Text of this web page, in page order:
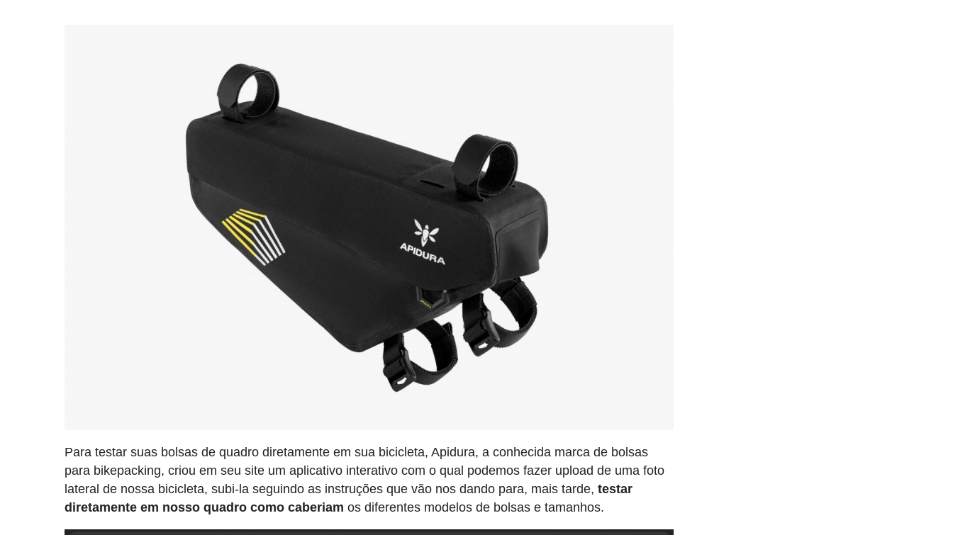
Para testar suas bolsas de quadro diretamente em sua bicicleta, Apidura, a conhecida marca de bolsas
para bikepacking, criou em seu site um aplicativo interativo com o qual podemos fazer upload de uma foto
lateral de nossa bicicleta, subi-la seguindo as instruções que vão nos dando para, mais tarde,testar
diretamente em nosso quadro como caberiam os diferentes modelos de bolsas e tamanhos.